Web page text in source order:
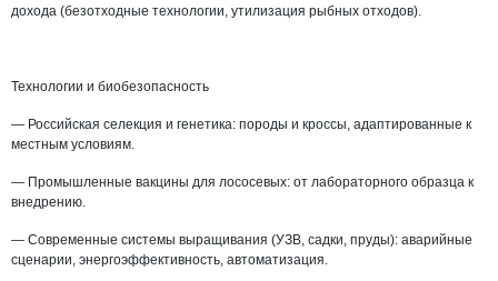
дохода (безотходные технологии, утилизация рыбных отходов).
Технологии и биобезопасность
— Российская селекция и генетика: породы и кроссы, адаптированные к
местным условиям.
— Промышленные вакцины для лососевых: от лабораторного образца к
внедрению.
— Современные системы выращивания (УЗВ, садки, пруды): аварийные
сценарии, энергоэффективность, автоматизация.